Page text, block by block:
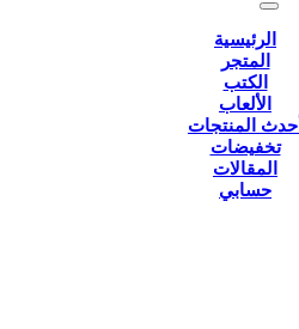
الرئيسية
المتجر
الكتب
الألعاب
أحدث المنتجات
تخفيضات
المقالات
حسابي